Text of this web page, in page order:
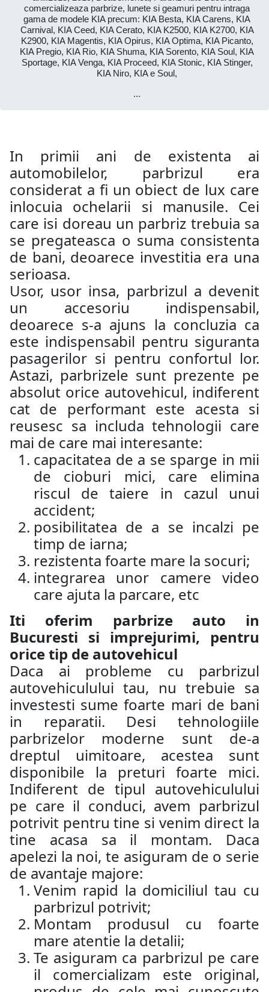
comercializeaza parbrize, lunete si geamuri pentru intraga
gama de modele KIA precum: KIA Besta, KIA Carens, KIA
Carnival, KIA Ceed, KIA Cerato, KIA K2500, KIA K2700, KIA
K2900, KIA Magentis, KIA Opirus, KIA Optima, KIA Picanto,
KIA Pregio, KIA Rio, KIA Shuma, KIA Sorento, KIA Soul, KIA
Sportage, KIA Venga, KIA Proceed, KIA Stonic, KIA Stinger,
KIA Niro, KIA e Soul,
...
In primii ani de existenta ai
automobilelor, parbrizul era
considerat a fi un obiect de lux care
inlocuia ochelarii si manusile. Cei
care isi doreau un parbriz trebuia sa
se pregateasca o suma consistenta
de bani, deoarece investitia era una
serioasa.
Usor, usor insa, parbrizul a devenit
un accesoriu indispensabil,
deoarece s-a ajuns la concluzia ca
este indispensabil pentru siguranta
pasagerilor si pentru confortul lor.
Astazi, parbrizele sunt prezente pe
absolut orice autovehicul, indiferent
cat de performant este acesta si
reusesc sa includa tehnologii care
mai de care mai interesante:
capacitatea de a se sparge in mii
de cioburi mici, care elimina
riscul de taiere in cazul unui
accident;
posibilitatea de a se incalzi pe
timp de iarna;
rezistenta foarte mare la socuri;
integrarea unor camere video
care ajuta la parcare, etc
Iti oferim parbrize auto in
Bucuresti si imprejurimi, pentru
orice tip de autovehicul
Daca ai probleme cu parbrizul
autovehiculului tau, nu trebuie sa
investesti sume foarte mari de bani
in reparatii. Desi tehnologiile
parbrizelor moderne sunt de-a
dreptul uimitoare, acestea sunt
disponibile la preturi foarte mici.
Indiferent de tipul autovehiculului
pe care il conduci, avem parbrizul
potrivit pentru tine si venim direct la
tine acasa sa il montam. Daca
apelezi la noi, te asiguram de o serie
de avantaje majore:
Venim rapid la domiciliul tau cu
parbrizul potrivit;
Montam produsul cu foarte
mare atentie la detalii;
Te asiguram ca parbrizul pe care
il comercializam este original,